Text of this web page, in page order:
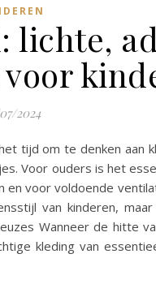
lichte,
2024
tijd om te denken aan
Voor ouders is het
voor voldoende
van kinderen,
Wanneer de hitte
kleding van